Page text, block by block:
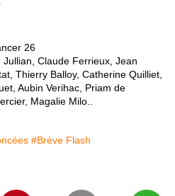
26
Claude Ferrieux, Jean
Thierry Balloy, Catherine Quilliet,
Aubin Verihac, Priam de
Magalie Milo..
#Brève Flash